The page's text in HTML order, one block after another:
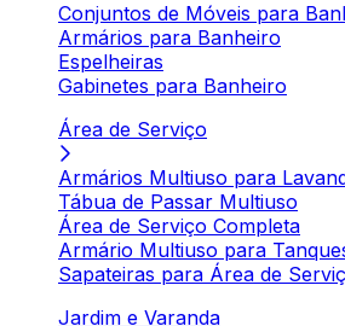
Conjuntos de Móveis para
Armários para Banheiro
Espelheiras
Gabinetes para Banheiro
Área de Serviço
Armários Multiuso para
Tábua de Passar Multiuso
Área de Serviço Completa
Armário Multiuso para
Sapateiras para Área de
Jardim e Varanda